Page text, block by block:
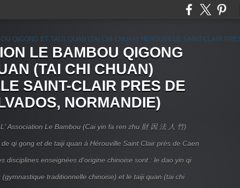
LE BAMBOU QIGONG
(TAI CHI CHUAN)
SAINT-CLAIR PRES DE
NORMANDIE)
Association Le Bambou (Cai yin fa ren zhu 財 因 法 人 竹)
qi gong et de taiji quan à Hérouville Saint Clair près de Caen
disciplines enseignées d'origine chinoise sont : le dao yin qi
traditionnelle chinoise) et le taiji quan (tai chi